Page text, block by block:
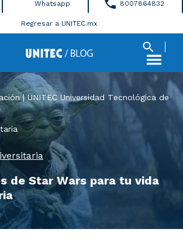
Whatsapp 8007864832
Regresar a UNITEC.mx
| UNITEC Universidad Tecnológica de
de Star Wars para tu vida